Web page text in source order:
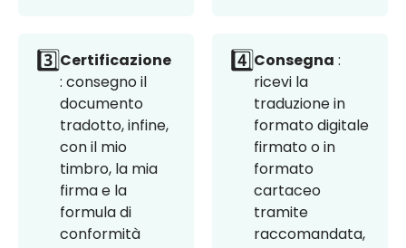
3️⃣Certificazione
: consegno il
documento
tradotto, infine,
con il mio
timbro, la mia
firma e la
formula di
conformità
4️⃣Consegna :
ricevi la
traduzione in
formato digitale
firmato o in
formato
cartaceo
tramite
raccomandata,